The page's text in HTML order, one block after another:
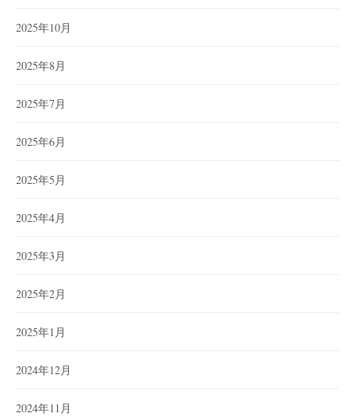
2025年10月
2025年8月
2025年7月
2025年6月
2025年5月
2025年4月
2025年3月
2025年2月
2025年1月
2024年12月
2024年11月